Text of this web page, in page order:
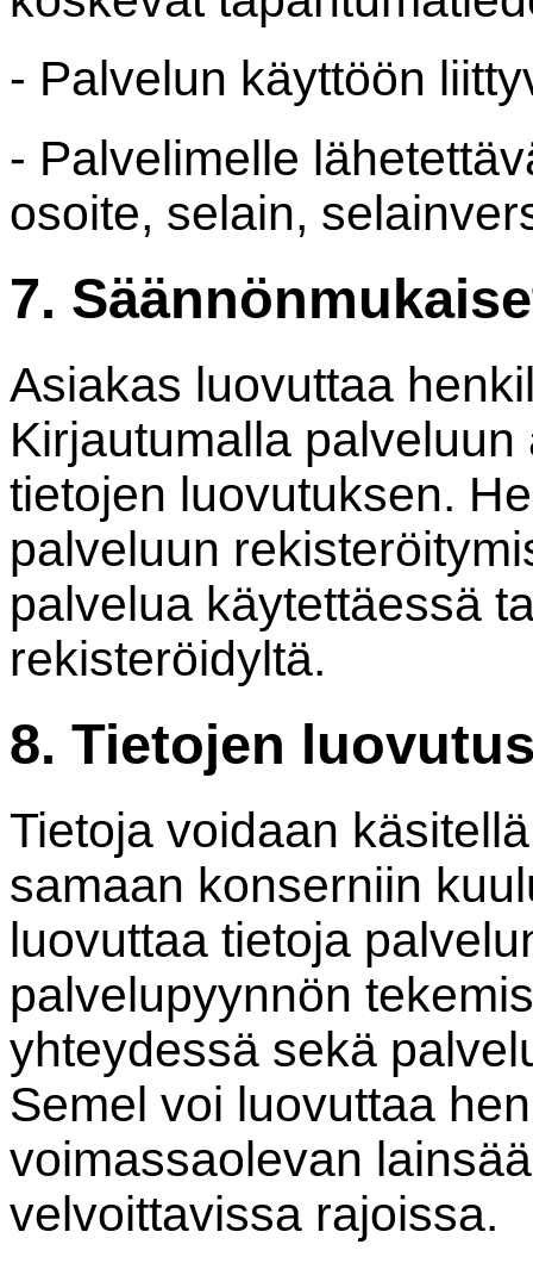
- Palvelun käyttöön
- Palvelimelle
osoite, selain,
7.
Asiakas luovuttaa
Kirjautumalla
tietojen luovutuksen.
palveluun
palvelua käytettäessä
rekisteröidyltä.
8. Tietojen
Tietoja voidaan
samaan konserniin
luovuttaa tietoja
palvelupyynnön
yhteydessä sekä
Semel voi luovuttaa
voimassaolevan
velvoittavissa rajoissa.